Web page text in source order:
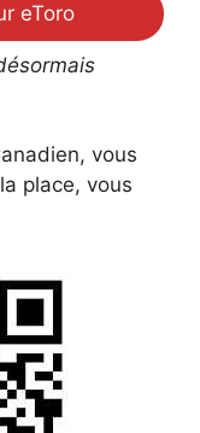
eToro
vous
place, vous